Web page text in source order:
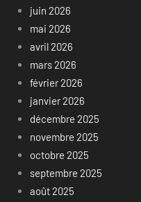
juin 2026
mai 2026
avril 2026
mars 2026
février 2026
janvier 2026
décembre 2025
novembre 2025
octobre 2025
septembre 2025
août 2025